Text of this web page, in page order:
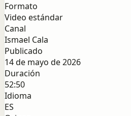
Formato
Video estándar
Canal
Ismael Cala
Publicado
14 de mayo de 2026
Duración
52:50
Idioma
ES